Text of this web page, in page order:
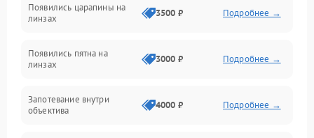
Прочие неисправности
Появились царапины на
линзах
3500 ₽ Подробнее →
Появились пятна на
линзах
3000 ₽ Подробнее →
Запотевание внутри
объектива
4000 ₽ Подробнее →